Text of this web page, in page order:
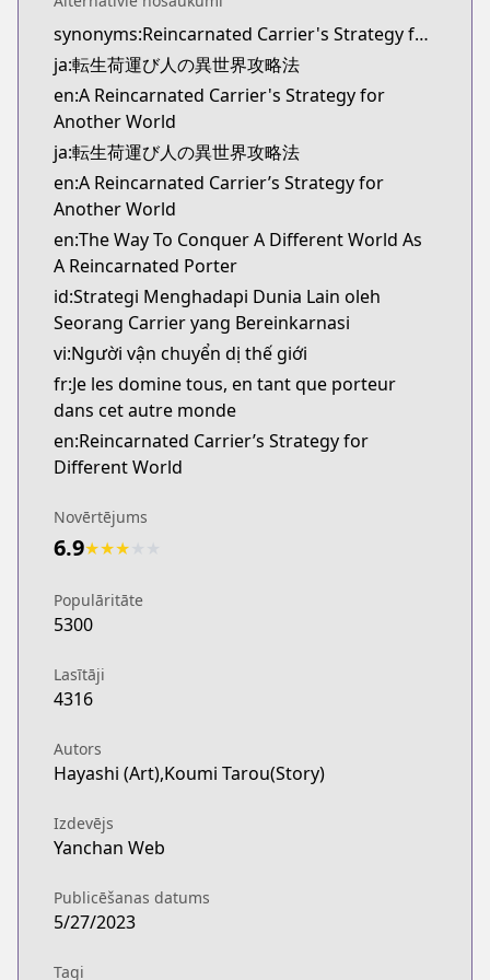
Kitsu
https://kitsu.app/manga/tensei-ni-hakobi-jin-no-
CDJapan
CDJapan
https://www.anime-planet.com/manga/https://
MangaUpdates
MangaUpdates
https://www.mangaupdates.com/
novelUpdates
https://www.novelupdates.com/series/the-way-
Book☆Walker
Book☆Walker
https://bookwalker.jp/series/447670/list
Official English
Official English
https://sevenseasentertainment.com/series/a-
synonyms:Reincarnated Carrier's Strategy for Different World
ja:転生荷運び人の異世界攻略法
en:A Reincarnated Carrier's Strategy for
Another World
ja:転生荷運び人の異世界攻略法
en:A Reincarnated Carrier’s Strategy for
Another World
en:The Way To Conquer A Different World As
A Reincarnated Porter
id:Strategi Menghadapi Dunia Lain oleh
Seorang Carrier yang Bereinkarnasi
vi:Người vận chuyển dị thế giới
fr:Je les domine tous, en tant que porteur
dans cet autre monde
en:Reincarnated Carrier’s Strategy for
Different World
Novērtējums
6.9★★★
Populāritāte
5300
Lasītāji
4316
Autors
Hayashi (Art),Koumi Tarou(Story)
Izdevējs
Yanchan Web
Publicēšanas datums
5/27/2023
Tagi